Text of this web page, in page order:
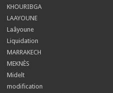
KHOURIBGA
LAAYOUNE
Laâyoune
Liquidation
MARRAKECH
MEKNÈS
Midelt
modification